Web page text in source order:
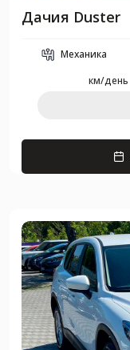
Дачия Duster
Механика
км/день